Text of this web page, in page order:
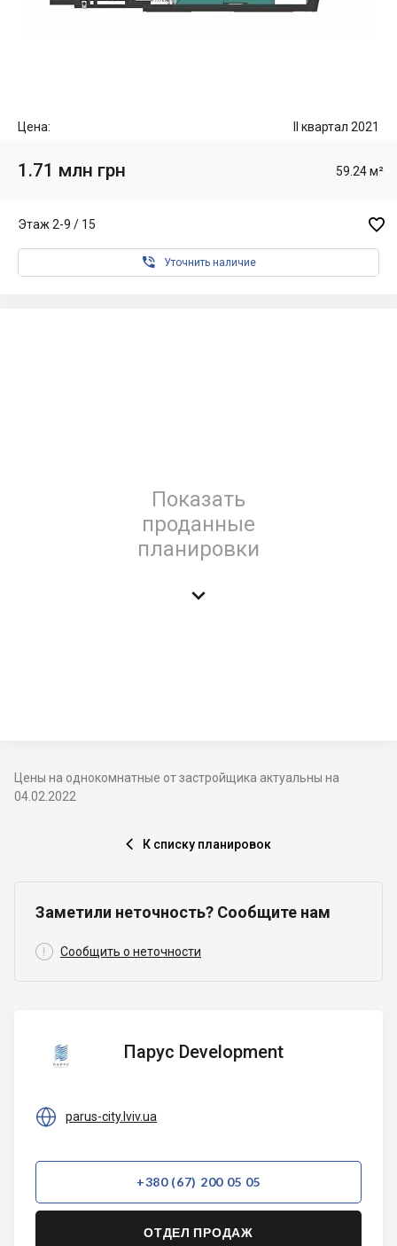
Цена: II квартал 2021
1.71 млн грн 59.24 м²
Этаж 2-9 / 15 
 Уточнить наличие
Показать
проданные
планировки

Цены на однокомнатные от застройщика актуальны на
04.02.2022
 К списку планировок
Заметили неточность? Сообщите нам
 Сообщить о неточности
Парус
Development
Парус Development
 parus-city.lviv.ua
+380 (67) 200 05 05
ОТДЕЛ ПРОДАЖ